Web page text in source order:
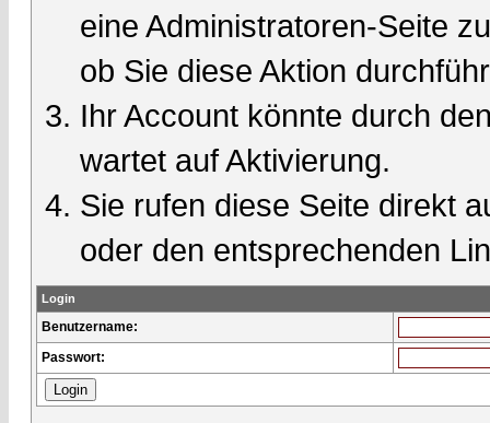
eine Administratoren-Seite
ob Sie diese Aktion
Ihr Account könnte durch
wartet auf Aktivierung.
Sie rufen diese Seite direkt
oder den entsprechenden
Login
Benutzername:
Passwort: